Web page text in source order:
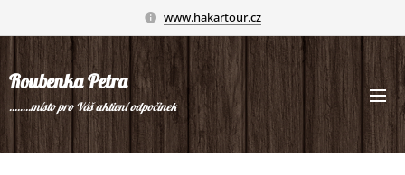
www.hakartour.cz
Roubenka Petra
........místo pro Váš aktivní odpočinek